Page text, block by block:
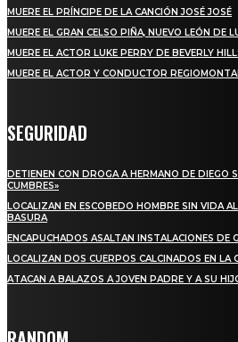
MUERE EL PRÍNCIPE DE LA CANCIÓN JOSÉ JOSÉ
MUERE EL GRAN CELSO PIÑA, NUEVO LEÓN DE
MUERE EL ACTOR LUKE PERRY DE BEVERLY
MUERE EL ACTOR Y CONDUCTOR
SEGURIDAD
DETIENEN CON DROGA A HERMANO DE DIEGO
CUMBRES»
LOCALIZAN EN ESCOBEDO HOMBRE SIN VIDA
BASURA
ENCAPUCHADOS ASALTAN INSTALACIONES DE
LOCALIZAN DOS CUERPOS CALCINADOS EN LA
ATACAN A BALAZOS A JOVEN PADRE Y A SU